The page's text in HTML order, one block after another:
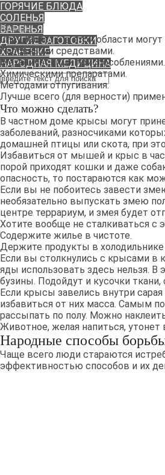
ГОРЯЧИЕ БЛЮДА
СОЛЕНЬЯ
ВАРЕНЬЯ
ДРУГИЕ ЗАГОТОВКИ
ХРАНЕНИЕ
НАРОДНАЯ МЕДИЦИНА
Крысы
Специалисты в этой области
Народными средствами.
Механическими приспособлениями.
Химическими препаратами.
Методами отпугивания.
Лучше всего (для верности)
Что можно сделать?
В частном доме крысы могут
заболеваний, разносчиками
домашней птицы или скота, при
Избавиться от мышей и крыс в
порой приходят кошки и даже
опасность, то постараются как
Если вы не побоитесь завести
необязательно выпускать змею
центре террариум, и змея будет
Хотите вообще не сталкиваться
Содержите жилье в чистоте.
Держите продукты в
Если вы столкнулись с крысами в
яды использовать здесь нельзя. В
бузины. Подойдут и кусочки
Если крысы завелись внутри
избавиться от них масса. Самым
рассыпать по полу. Можно
Животное, желая напиться, утонет
Народные способы
Чаще всего люди стараются
эффективностью способов и их